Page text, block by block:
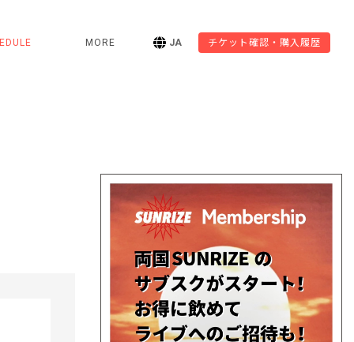
MORE JA チケット確認・購入履歴